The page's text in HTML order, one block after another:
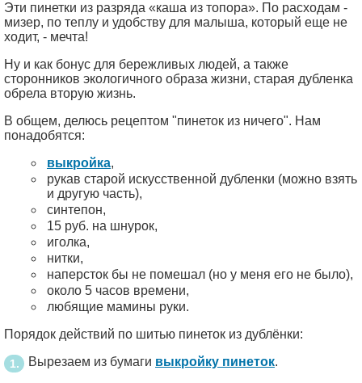
Эти пинетки из разряда «каша из топора». По расходам -
мизер, по теплу и удобству для малыша, который еще не
ходит, - мечта!
Ну и как бонус для бережливых людей, а также
сторонников экологичного образа жизни, старая дубленка
обрела вторую жизнь.
В общем, делюсь рецептом "пинеток из ничего". Нам
понадобятся:
выкройка,
рукав старой искусственной дубленки (можно взять
и другую часть),
синтепон,
15 руб. на шнурок,
иголка,
нитки,
наперсток бы не помешал (но у меня его не было),
около 5 часов времени,
любящие мамины руки.
Порядок действий по шитью пинеток из дублёнки:
Вырезаем из бумаги выкройку пинеток.